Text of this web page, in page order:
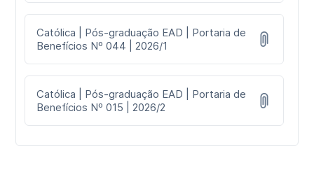
Católica | Pós-graduação EAD | Portaria de
Benefícios Nº 044 | 2026/1
Católica | Pós-graduação EAD | Portaria de
Benefícios Nº 015 | 2026/2